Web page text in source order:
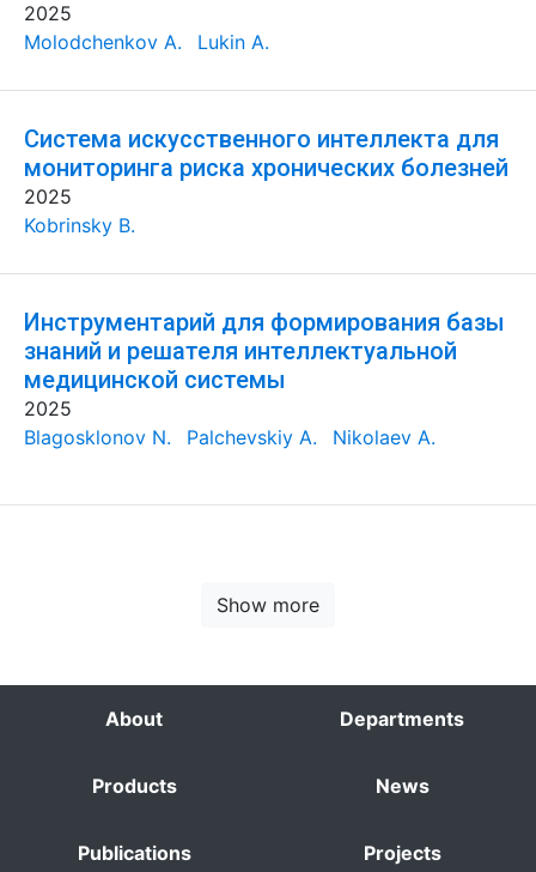
2025
Molodchenkov A.
Lukin A.
Система искусственного интеллекта для
мониторинга риска хронических болезней
2025
Kobrinsky B.
Инструментарий для формирования базы
знаний и решателя интеллектуальной
медицинской системы
2025
Blagosklonov N.
Palchevskiy A. Nikolaev A.
Show more
About Departments
Products News
Publications Projects